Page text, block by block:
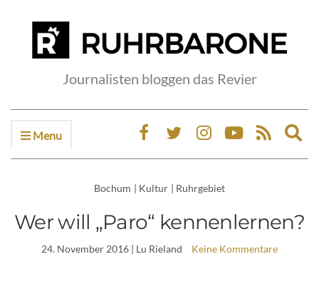
Journalisten bloggen das Revier
Menu
Bochum | Kultur | Ruhrgebiet
Wer will „Paro“ kennenlernen?
24. November 2016 | Lu Rieland Keine Kommentare